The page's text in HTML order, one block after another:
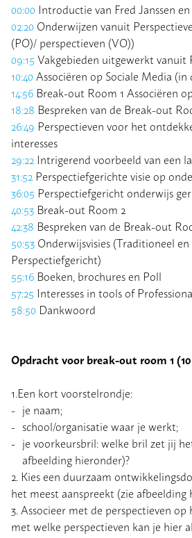
00:00 Introductie van Fred Janssen
02:20 Onderwijzen vanuit
(PO)/ perspectieven (VO))
09:15 Vakgebieden uitgewerkt vanuit
10:40 Associëren op Sociale Media (in
14:56 Break-out Room 1 Associëren
18:28 Bespreken van de Break-out
26:49 Perspectieven voor het
interesses
29:22Intrigerend voorbeeld van een
31:52Perspectiefgerichte visie op
36:05 Perspectiefgericht onderwijs
40:53 Break-out Room 2
42:38 Bespreken van de Break-out
50:53 Onderwijsvisies (Traditioneel en
Perspectiefgericht)
55:16 Boeken, brochures en Poll
57:25 Interesses in tools of
58:50 Dankwoord
Opdracht voor break-out room 1
1.Een kort voorstelrondje:
je naam;
school/organisatie waar je werkt;
je voorkeursbril: welke bril zet jij
afbeelding hieronder)?
2. Kies een duurzaam
het meest aanspreekt (zie afbeelding
3. Associeer met de perspectieven
met welke perspectieven kan je hier